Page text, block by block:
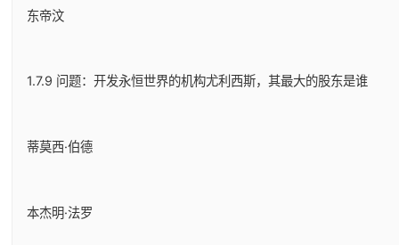
东帝汶
1.7.9 问题：开发永恒世界的机构尤利西斯，其最大的股东是谁
蒂莫西·伯德
本杰明·法罗